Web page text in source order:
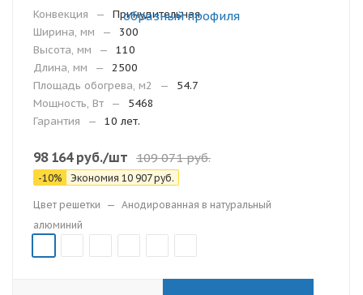
Конвекция —
Принудительная
Ширина, мм
—
300
Высота, мм
—
110
Длина, мм
—
2500
Площадь обогрева, м2
—
54.7
Мощность, Вт
—
5468
Гарантия
— 10 лет.
98 164руб./шт 109 071руб.
-10% Экономия 10 907руб.
Цвет решетки — Анодированная в натуральный
алюминий